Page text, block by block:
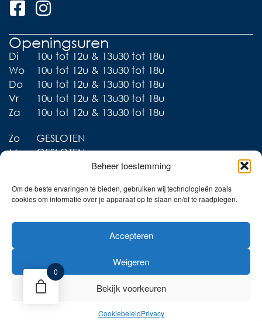
Beheer toestemming
Om de beste ervaringen te bieden, gebruiken wij technologieën zoals
cookies om informatie over je apparaat op te slaan en/of te raadplegen.
Accepteren
Weigeren
Bekijk voorkeuren
CookiebeleidPrivacy
Openingsuren
Di
10u tot 12u & 13u30 tot 18u
Wo
10u tot 12u & 13u30 tot 18u
Do
10u tot 12u & 13u30 tot 18u
Vr
10u tot 12u & 13u30 tot 18u
Za
10u tot 12u & 13u30 tot 18u
Zo
GESLOTEN
Ma
GESLOTEN
Liever thuis shoppen?
Ontdek onze collecties in
de webshop!
Naar de online shop!
RetourbeleidWebsite door Sinergio
0